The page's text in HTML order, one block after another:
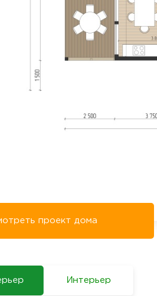
проект дома
Интерьер